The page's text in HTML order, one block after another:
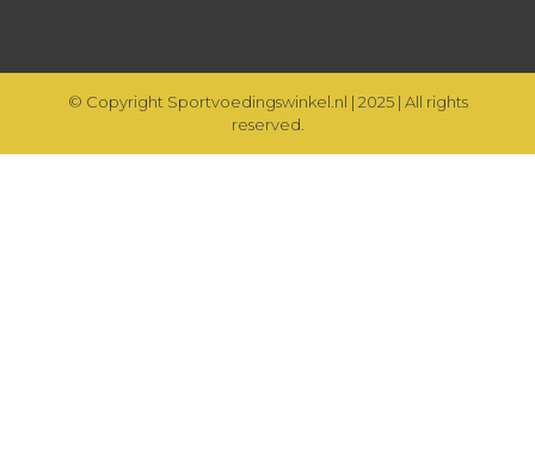
© Copyright Sportvoedingswinkel.nl | 2025 | All rights
reserved.